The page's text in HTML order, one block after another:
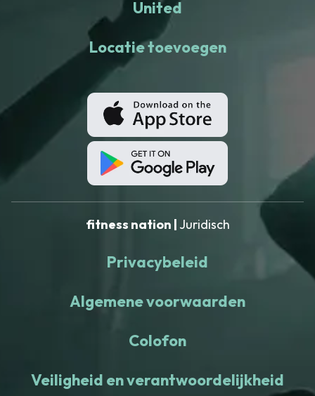
United
Locatie toevoegen
fitness nation | Juridisch
Privacybeleid
Algemene voorwaarden
Colofon
Veiligheid en verantwoordelijkheid